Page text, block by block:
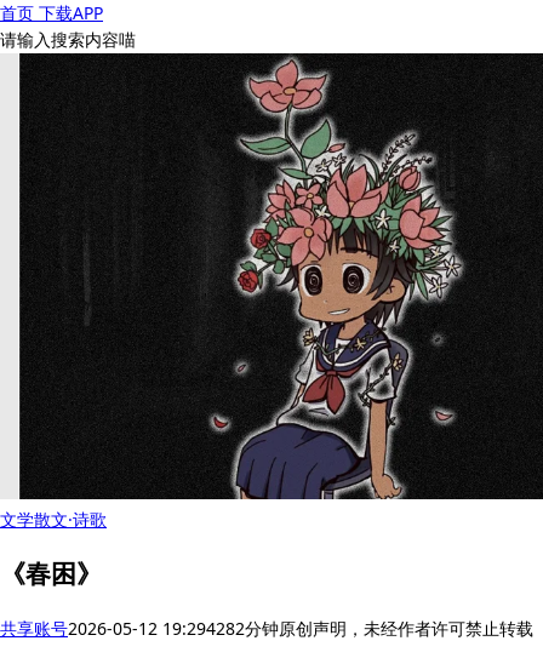
首页 下载APP
请输入搜索内容喵
文学散文·诗歌
《春困》
共享账号2026-05-12 19:294282分钟原创声明，未经作者许可禁止转载